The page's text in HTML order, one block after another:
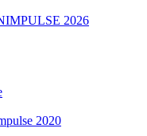
2026
2020